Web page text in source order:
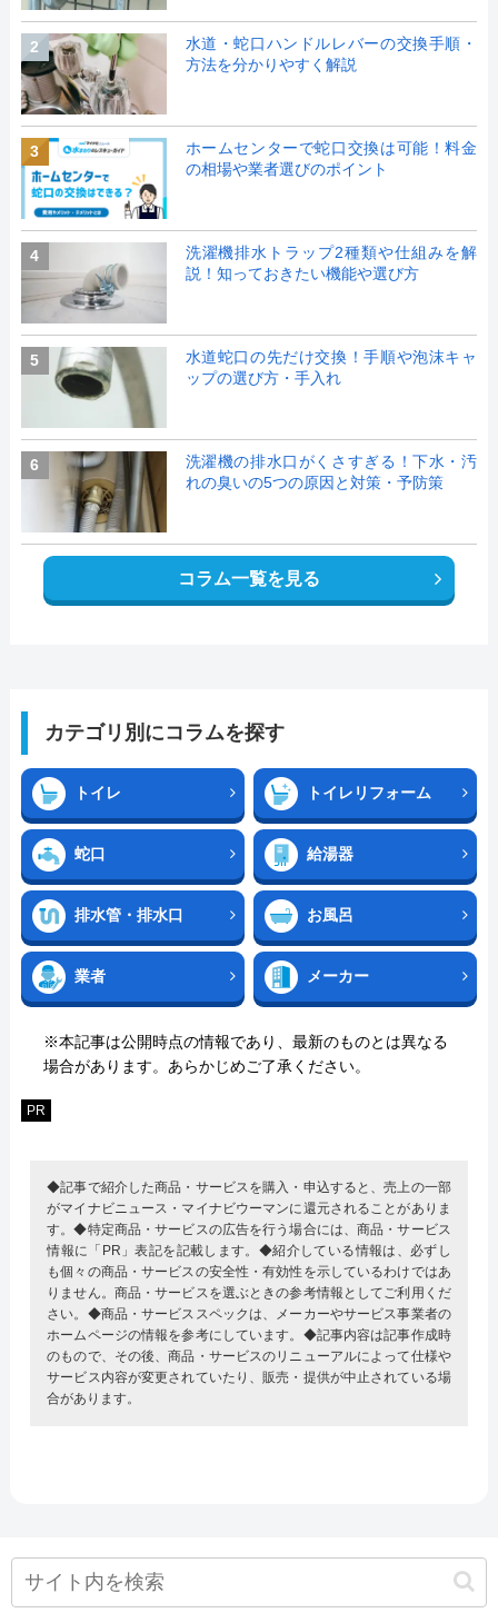
2
水道・蛇口ハンドルレバーの交換手順・
方法を分かりやすく解説
3
ホームセンターで蛇口交換は可能！料金
の相場や業者選びのポイント
4
洗濯機排水トラップ2種類や仕組みを解
説！知っておきたい機能や選び方
5
水道蛇口の先だけ交換！手順や泡沫キャ
ップの選び方・手入れ
6
洗濯機の排水口がくさすぎる！下水・汚
れの臭いの5つの原因と対策・予防策
コラム一覧を見る
カテゴリ別にコラムを探す
トイレ トイレリフォーム
蛇口 給湯器
排水管・排水口 お風呂
業者 メーカー
※本記事は公開時点の情報であり、最新のものとは異なる
場合があります。あらかじめご了承ください。
PR
◆記事で紹介した商品・サービスを購入・申込すると、売上の一部
がマイナビニュース・マイナビウーマンに還元されることがありま
す。◆特定商品・サービスの広告を行う場合には、商品・サービス
情報に「PR」表記を記載します。◆紹介している情報は、必ずし
も個々の商品・サービスの安全性・有効性を示しているわけではあ
りません。商品・サービスを選ぶときの参考情報としてご利用くだ
さい。◆商品・サービススペックは、メーカーやサービス事業者の
ホームページの情報を参考にしています。◆記事内容は記事作成時
のもので、その後、商品・サービスのリニューアルによって仕様や
サービス内容が変更されていたり、販売・提供が中止されている場
合があります。